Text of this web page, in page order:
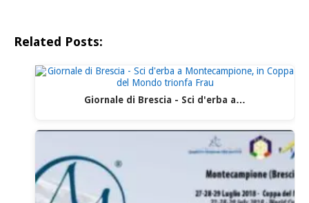
Related Posts:
Giornale di Brescia - Sci d'erba a…